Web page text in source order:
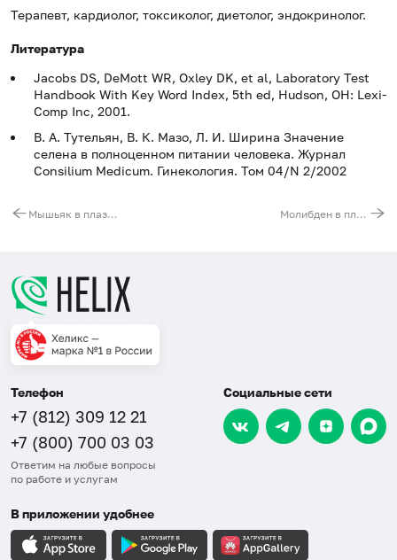
Терапевт, кардиолог, токсиколог, диетолог, эндокринолог.
Литература
Jacobs DS, DeMott WR, Oxley DK, et al, Laboratory Test
Handbook With Key Word Index, 5th ed, Hudson, OH: Lexi-
Comp Inc, 2001.
В. А. Тутельян, В. К. Мазо, Л. И. Ширина Значение
селена в полноценном питании человека. Журнал
Consilium Medicum. Гинекология. Том 04/N 2/2002
Мышьяк в плазме Молибден в плазме
Телефон
+7 (812) 309 12 21
+7 (800) 700 03 03
Ответим на любые вопросы
по работе и услугам
Социальные сети
В приложении удобнее